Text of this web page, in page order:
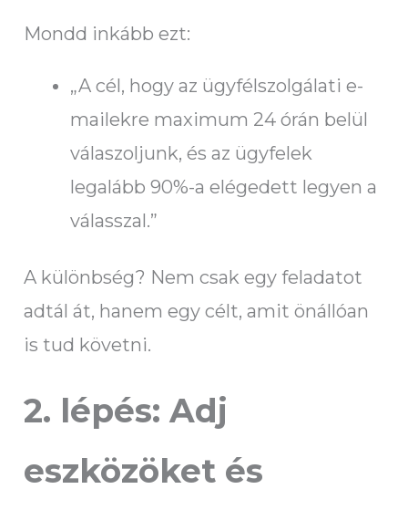
Mondd inkább ezt:
„A cél, hogy az ügyfélszolgálati e-
mailekre maximum 24 órán belül
válaszoljunk, és az ügyfelek
legalább 90%-a elégedett legyen a
válasszal.”
A különbség? Nem csak egy feladatot
adtál át, hanem egy célt, amit önállóan
is tud követni.
2. lépés: Adj
eszközöket és